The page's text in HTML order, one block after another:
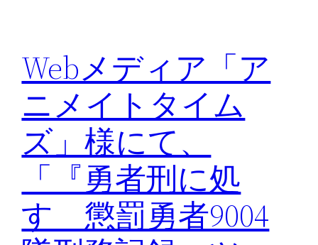
Webメディア「ア
ニメイトタイム
ズ」様にて、
「『勇者刑に処
す 懲罰勇者9004